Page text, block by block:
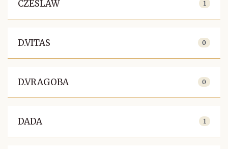
CZESLAW 1
D.VITAS 0
D.VRAGOBA 0
DADA 1